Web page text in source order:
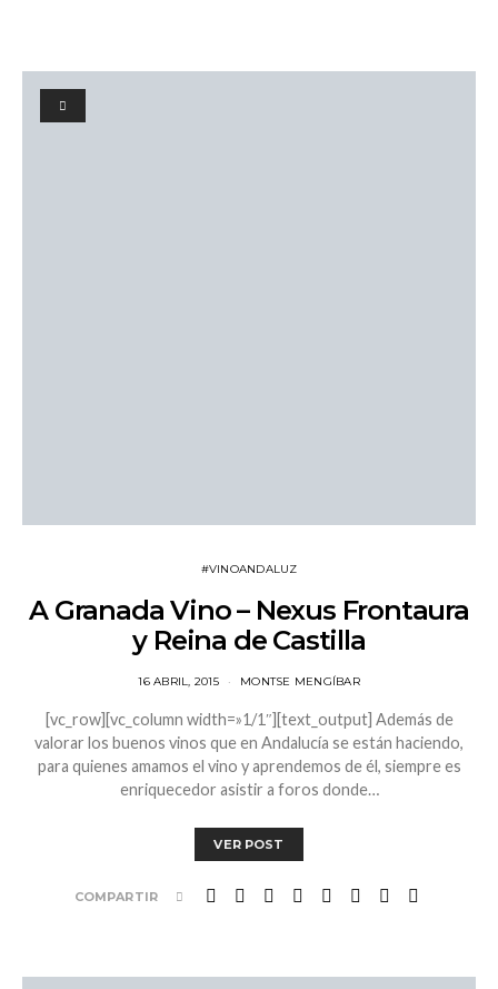
#VINOANDALUZ
A Granada Vino – Nexus Frontaura
y Reina de Castilla
16 ABRIL, 2015 MONTSE MENGÍBAR
[vc_row][vc_column width=»1/1″][text_output] Además de
valorar los buenos vinos que en Andalucía se están haciendo,
para quienes amamos el vino y aprendemos de él, siempre es
enriquecedor asistir a foros donde…
VER POST
COMPARTIR